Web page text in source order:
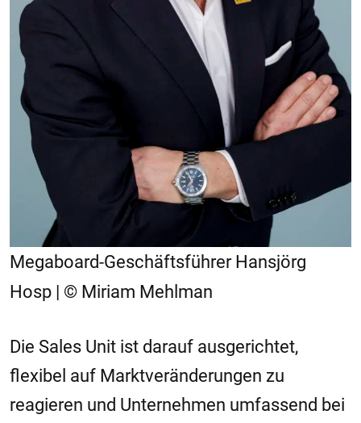
Megaboard-Geschäftsführer Hansjörg
Hosp | © Miriam Mehlman
Die Sales Unit ist darauf ausgerichtet,
flexibel auf Marktveränderungen zu
reagieren und Unternehmen umfassend bei